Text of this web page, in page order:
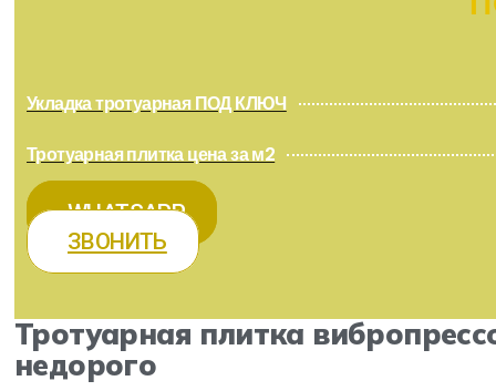
Укладка тротуарная ПОД КЛЮЧ
Тротуарная плитка цена за м2
WHATSAPP
ЗВОНИТЬ
Тротуарная плитка
недорого